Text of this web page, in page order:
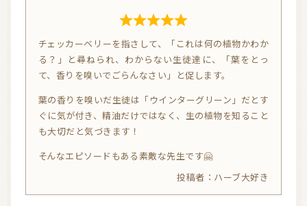
R
a
t
d
o
チェッカーベリーを指さして、「これは何の植物かわか
る？」と尋ねられ、わからない生徒達に、「葉をとっ
て、香りを嗅いでごらんなさい」と促します。
葉の香りを嗅いだ生徒は「ウインターグリーン」だとす
ぐに気が付き、精油だけではなく、生の植物を知ること
も大切だと気づきます！
そんなエピソードもある素敵な先生です🤗
ハーブ大好き